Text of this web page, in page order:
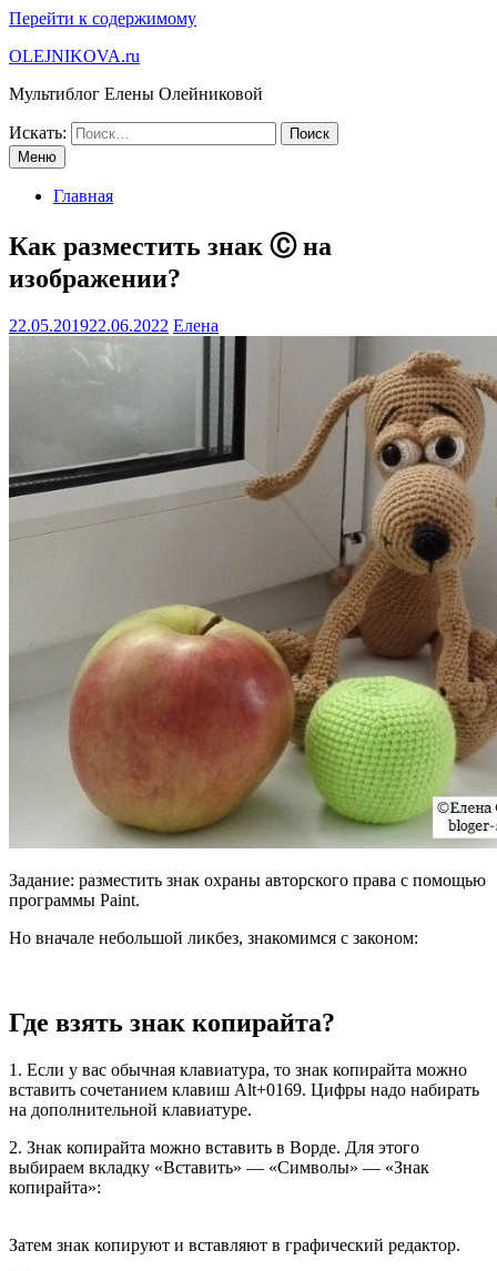
Перейти к содержимому
OLEJNIKOVA.ru
Мультиблог Елены Олейниковой
Искать:
Меню
Главная
Как разместить знак Ⓒ на
изображении?
22.05.201922.06.2022 Елена
Задание: разместить знак охраны авторского права с помощью
программы Paint.
Но вначале небольшой ликбез, знакомимся с законом:
Где взять знак копирайта?
1. Если у вас обычная клавиатура, то знак копирайта можно
вставить сочетанием клавиш Alt+0169. Цифры надо набирать
на дополнительной клавиатуре.
2. Знак копирайта можно вставить в Ворде. Для этого
выбираем вкладку «Вставить» — «Символы» — «Знак
копирайта»:
Затем знак копируют и вставляют в графический редактор.